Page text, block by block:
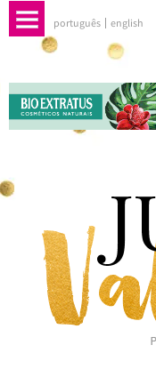
português english